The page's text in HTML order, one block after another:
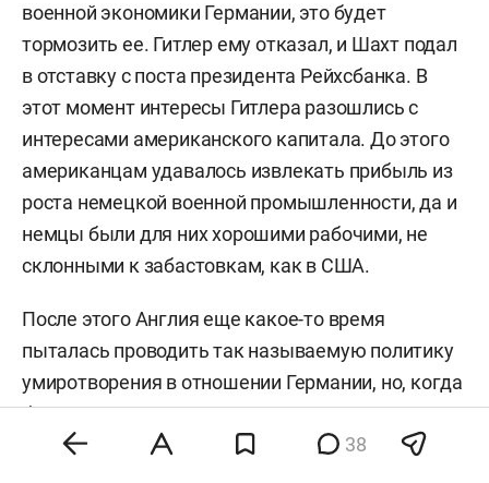
военной экономики Германии, это будет
тормозить ее. Гитлер ему отказал, и Шахт подал
в отставку с поста президента Рейхсбанка. В
этот момент интересы Гитлера разошлись с
интересами американского капитала. До этого
американцам удавалось извлекать прибыль из
роста немецкой военной промышленности, да и
немцы были для них хорошими рабочими, не
склонными к забастовкам, как в США.
После этого Англия еще какое-то время
пыталась проводить так называемую политику
умиротворения в отношении Германии, но, когда
была занята Чехия, Лондон понял, что все
кончено.
38